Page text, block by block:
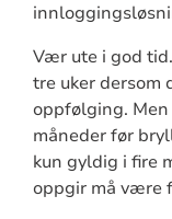
Vær ute i god
tre uker dersom
oppfølging.
måneder før
kun gyldig i fire
oppgir må være